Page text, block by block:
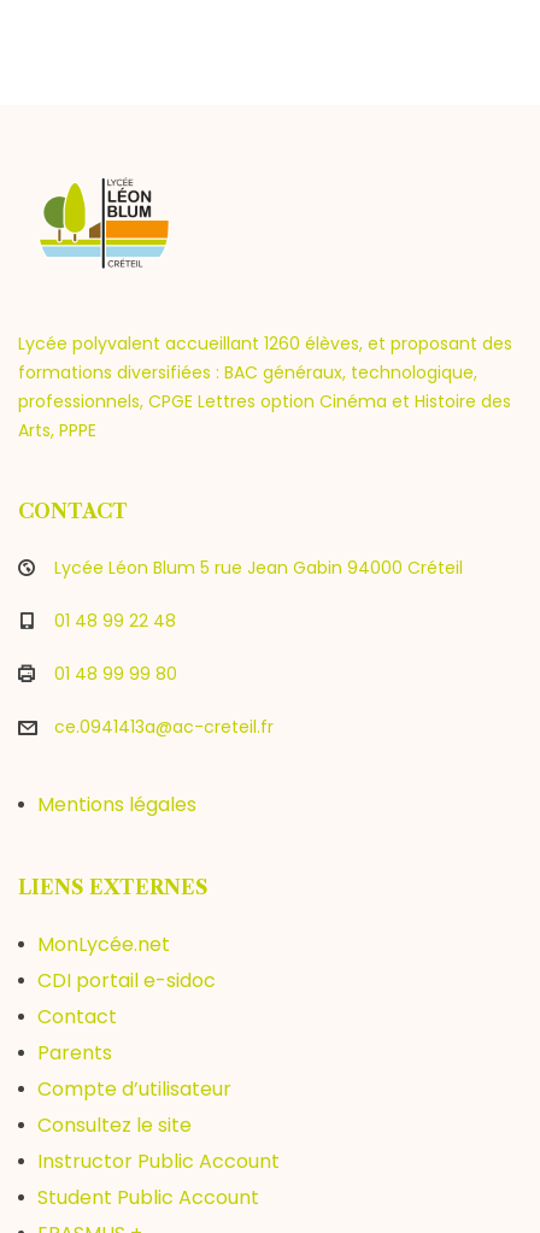
Lycée polyvalent accueillant 1260 élèves, et proposant des
formations diversifiées : BAC généraux, technologique,
professionnels, CPGE Lettres option Cinéma et Histoire des
Arts, PPPE
CONTACT
Lycée Léon Blum 5 rue Jean Gabin 94000 Créteil
01 48 99 22 48
01 48 99 99 80
ce.0941413a@ac-creteil.fr
Mentions légales
LIENS EXTERNES
MonLycée.net
CDI portail e-sidoc
Contact
Parents
Compte d’utilisateur
Consultez le site
Instructor Public Account
Student Public Account